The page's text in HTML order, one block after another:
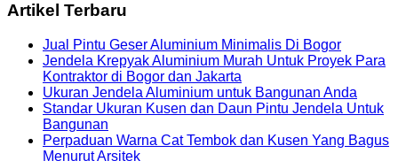
Artikel Terbaru
Jual Pintu Geser Aluminium Minimalis Di Bogor
Jendela Krepyak Aluminium Murah Untuk Proyek Para
Kontraktor di Bogor dan Jakarta
Ukuran Jendela Aluminium untuk Bangunan Anda
Standar Ukuran Kusen dan Daun Pintu Jendela Untuk
Bangunan
Perpaduan Warna Cat Tembok dan Kusen Yang Bagus
Menurut Arsitek